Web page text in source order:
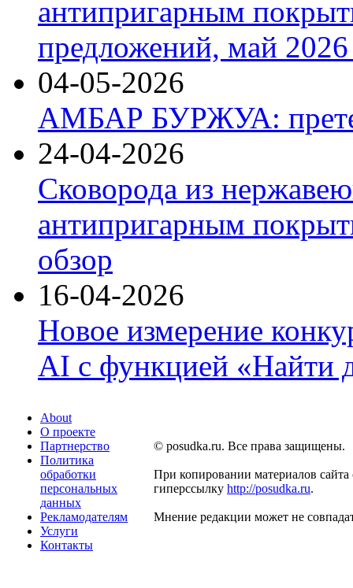
антипригарным
предложений, май 2026
04-05-2026
АМБАР БУРЖУА:
24-04-2026
Сковорода из
антипригарным
обзор
16-04-2026
Новое измерение
AI с функцией «Найти
About
О проекте
Партнерство
Политика
обработки
персональных
данных
Рекламодателям
Услуги
Контакты
© posudka.ru. Все права защищены.
При копировании материалов сайта
гиперссылку http://posudka.ru.
Мнение редакции может не